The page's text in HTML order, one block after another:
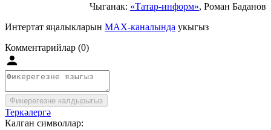
Чыганак: «Татар-информ», Роман Баданов
Интертат яңалыкларын MAX-каналында укыгыз
Комментарийлар (0)
Фикерегезне калдырыгыз
Теркәлергә
Калган символлар: